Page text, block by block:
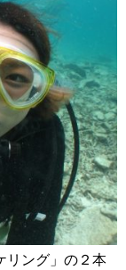
リング」の２本